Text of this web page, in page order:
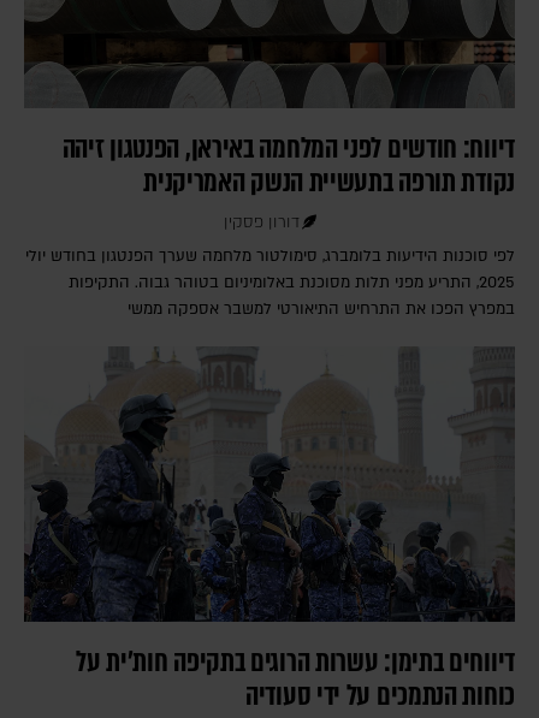
דיווח: חודשים לפני המלחמה באיראן, הפנטגון זיהה
נקודת תורפה בתעשיית הנשק האמריקנית
דורון פסקין
לפי סוכנות הידיעות בלומברג, סימולטור מלחמה שערך הפנטגון בחודש יולי
2025, התריע מפני תלות מסוכנת באלומיניום בטוהר גבוה. התקיפות
במפרץ הפכו את התרחיש התיאורטי למשבר אספקה ממשי
דיווחים בתימן: עשרות הרוגים בתקיפה חות'ית על
כוחות הנתמכים על ידי סעודיה